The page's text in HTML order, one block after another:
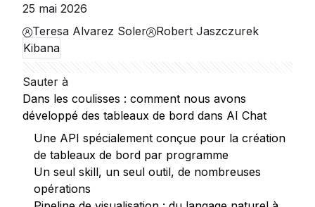
25 mai 2026
Teresa Alvarez Soler
Robert Jaszczurek
Kibana
Sauter à
Dans les coulisses : comment nous avons
développé des tableaux de bord dans AI Chat
Une API spécialement conçue pour la création
de tableaux de bord par programme
Un seul skill, un seul outil, de nombreuses
opérations